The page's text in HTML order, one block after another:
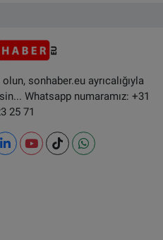
sonhaber.eu ayrıcalığıyla
Whatsapp numaramız: +31
25 71